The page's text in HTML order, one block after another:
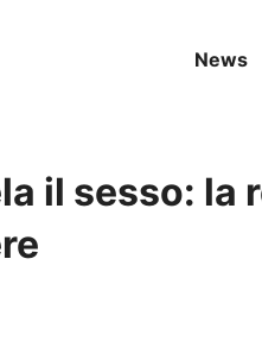
News
il sesso: la